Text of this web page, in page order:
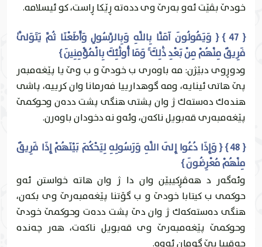
خودێ بڤێت ئه‌و به‌رێ وى دده‌ته‌ ڕێكا ڕاست، كو ئيسلامه‌.
{ 47 } { وَيَقُولُونَ آمَنَّا بِاللَّهِ وَبِالرَّسُولِ وَأَطَعْنَا ثُمَّ يَتَوَلَّىٰ
فَرِيقٌ مِنْهُمْ مِنْ بَعْدِ ذَٰلِكَ ۚ وَمَا أُولَٰئِكَ بِالْمُؤْمِنِينَ }
ودوڕوى دبێژن: مه‌ باوه‌رى ب خودێ و ب وێ يا پێغه‌مبه‌ر
پێ هاتى ئينايه‌، ومه‌ گوهدارییا فه‌رمانا وان كرییه‌، پاشى
هنده‌ك ده‌سته‌ك ژ وان پشتى هنگى پشت دده‌ن وحوكمێ
پێغه‌مبه‌رى قه‌بويل ناكه‌ن، وئه‌و نه‌ دخودان باوه‌رن.
{ 48 } { وَإِذَا دُعُوا إِلَى اللَّهِ وَرَسُولِهِ لِيَحْكُمَ بَيْنَهُمْ إِذَا فَرِيقٌ
مِنْهُمْ مُعْرِضُونَ }
وئه‌گه‌ر د هه‌ڤڕكییێن وان دا ژ وان هاته‌ خواستن ئه‌و
حوكمى ب كيتابا خودێ و ب گۆتنا پێغه‌مبه‌رێ وى بكه‌ن،
هنگى ده‌سته‌كه‌ك ژ وان دێ پشت دده‌ت وحوكمێ خودێ
وحوكمێ پێغه‌مبه‌رێ وى قه‌بويل ناكه‌ت، هه‌ر چه‌نده‌
حه‌قییا بێ گومان ئه‌وه‌.